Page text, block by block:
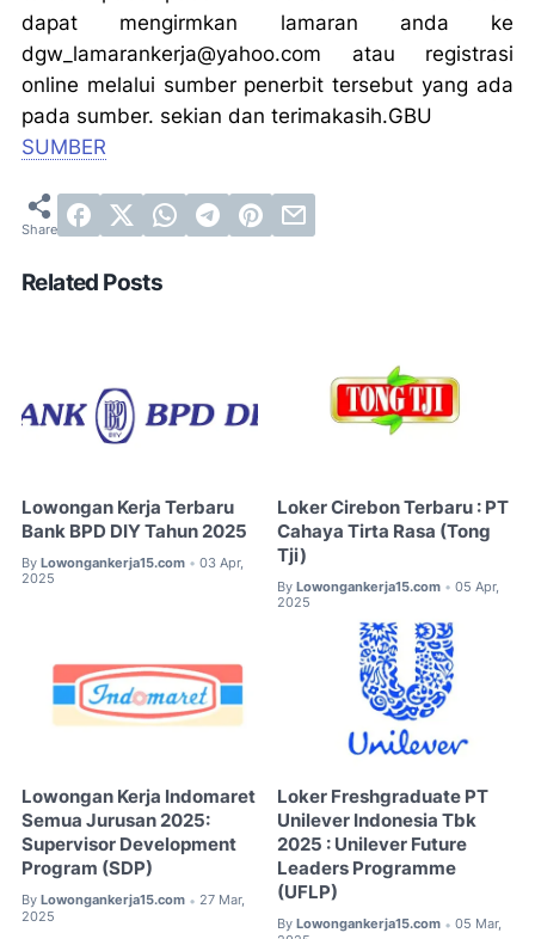
dapat mengirmkan lamaran anda ke
dgw_lamarankerja@yahoo.com atau registrasi
online melalui sumber penerbit tersebut yang ada
pada sumber. sekian dan terimakasih.GBU
SUMBER
Related Posts
Lowongan Kerja Terbaru
Bank BPD DIY Tahun 2025
By Lowongankerja15.com • 03 Apr,
2025
Loker Cirebon Terbaru : PT
Cahaya Tirta Rasa (Tong
Tji)
By Lowongankerja15.com • 05 Apr,
2025
Lowongan Kerja Indomaret
Semua Jurusan 2025:
Supervisor Development
Program (SDP)
By Lowongankerja15.com • 27 Mar,
2025
Loker Freshgraduate PT
Unilever Indonesia Tbk
2025 : Unilever Future
Leaders Programme
(UFLP)
By Lowongankerja15.com • 05 Mar,